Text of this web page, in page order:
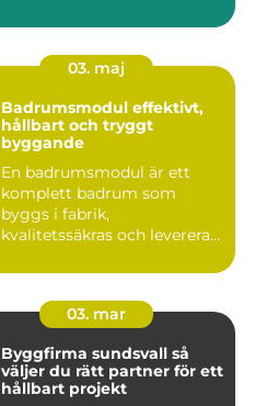
03. maj
Badrumsmodul effektivt,
hållbart och tryggt
byggande
En badrumsmodul är ett
komplett badrum som
byggs i fabrik,
kvalitetssäkras och levereras
03. mar
Byggfirma sundsvall så
väljer du rätt partner för ett
hållbart projekt